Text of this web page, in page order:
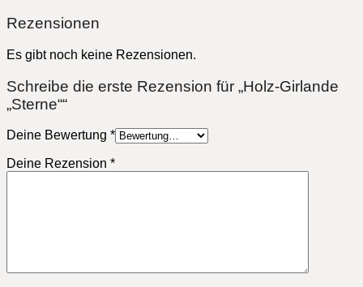
Rezensionen
Es gibt noch keine Rezensionen.
Schreibe die erste Rezension für „Holz-Girlande
„Sterne““
Deine Bewertung *
Deine Rezension *